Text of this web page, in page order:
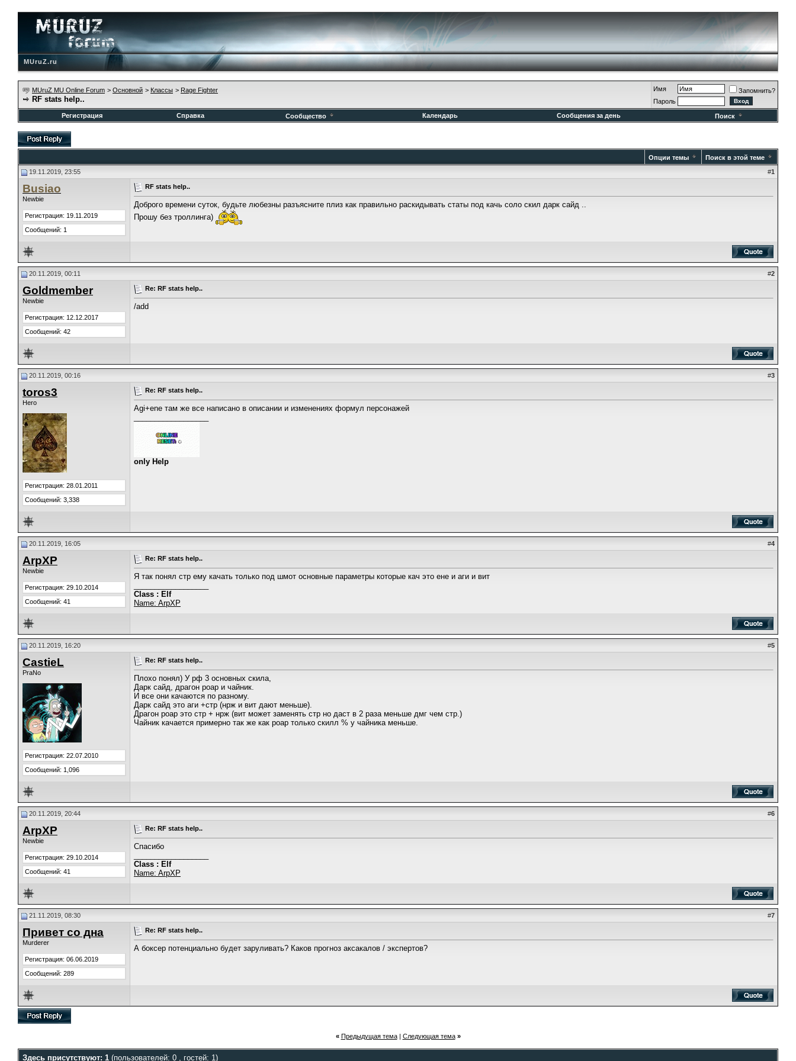
MUruZ.ru
MUruZ MU Online Forum > Основной > Классы > Rage Fighter
RF stats help..
Имя
Запомнить?
Пароль
Регистрация
Справка Сообщество Календарь Сообщения за день Поиск
Опции темы
Поиск в этой теме
19.11.2019, 23:55
#1
Busiao
Newbie
Регистрация: 19.11.2019
Сообщений: 1
RF stats help..
Доброго времени суток, будьте любезны разъясните плиз как правильно раскидывать статы под качь соло скил дарк сайд ..
Прошу без троллинга)
20.11.2019, 00:11 #2
Goldmember
Newbie
Регистрация: 12.12.2017
Сообщений: 42
Re: RF stats help..
/add
20.11.2019, 00:16 #3
toros3
Hero
Регистрация: 28.01.2011
Сообщений: 3,338
Re: RF stats help..
Agi+ene там же все написано в описании и изменениях формул персонажей
only Help
20.11.2019, 16:05 #4
ArpXP
Newbie
Регистрация: 29.10.2014
Сообщений: 41
Re: RF stats help..
Я так понял стр ему качать только под шмот основные параметры которые кач это ене и аги и вит
Class : Elf
Name: ArpXP
20.11.2019, 16:20 #5
CastieL
PraNo
Регистрация: 22.07.2010
Сообщений: 1,096
Re: RF stats help..
Плохо понял) У рф 3 основных скила,
Дарк сайд, драгон роар и чайник.
И все они качаются по разному.
Дарк сайд это аги +стр (нрж и вит дают меньше).
Драгон роар это стр + нрж (вит может заменять стр но даст в 2 раза меньше дмг чем стр.)
Чайник качается примерно так же как роар только скилл % у чайника меньше.
20.11.2019, 20:44 #6
ArpXP
Newbie
Регистрация: 29.10.2014
Сообщений: 41
Re: RF stats help..
Спасибо
Class : Elf
Name: ArpXP
21.11.2019, 08:30 #7
Привет со дна
Murderer
Регистрация: 06.06.2019
Сообщений: 289
Re: RF stats help..
А боксер потенциально будет заруливать? Каков прогноз аксакалов / экспертов?
« Предыдущая тема| Следующая тема »
Здесь присутствуют: 1 (пользователей: 0 , гостей: 1)